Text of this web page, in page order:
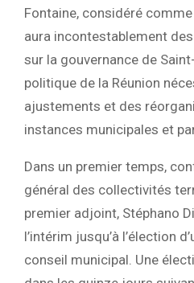
Fontaine, considéré
aura incontestablement
sur la gouvernance de
politique de la Réunion
ajustements et des
instances municipales et
Dans un premier temps,
général des collectivités
premier adjoint, Stéphano
l’intérim jusqu’à l’élection
conseil municipal. Une